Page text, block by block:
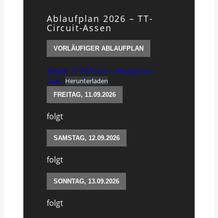
Ablaufplan 2026 – TT-
Circuit-Assen
VORLÄUFIGER ABLAUFPLAN
Zeitplan V1 ADAC Hansa Racing Days
2026
Herunterladen
FREITAG, 11.09.2026
folgt
SAMSTAG, 12.09.2026
folgt
SONNTAG, 13.09.2026
folgt